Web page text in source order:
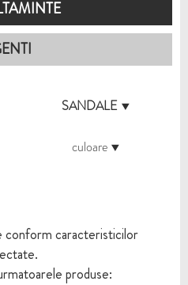
SANDALE
culoare
conform caracteristicilor
produse: